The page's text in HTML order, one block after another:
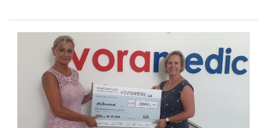
voramedic
Onkologische